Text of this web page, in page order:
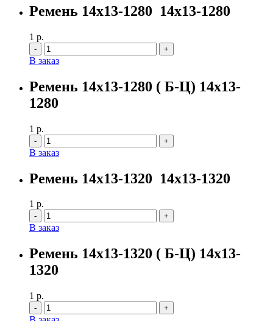
Ремень 14х13-1280 14х13-1280
1 р.
Количество
В заказ
Ремень 14х13-1280 ( Б-Ц) 14х13-
1280
1 р.
Количество
В заказ
Ремень 14х13-1320 14х13-1320
1 р.
Количество
В заказ
Ремень 14х13-1320 ( Б-Ц) 14х13-
1320
1 р.
Количество